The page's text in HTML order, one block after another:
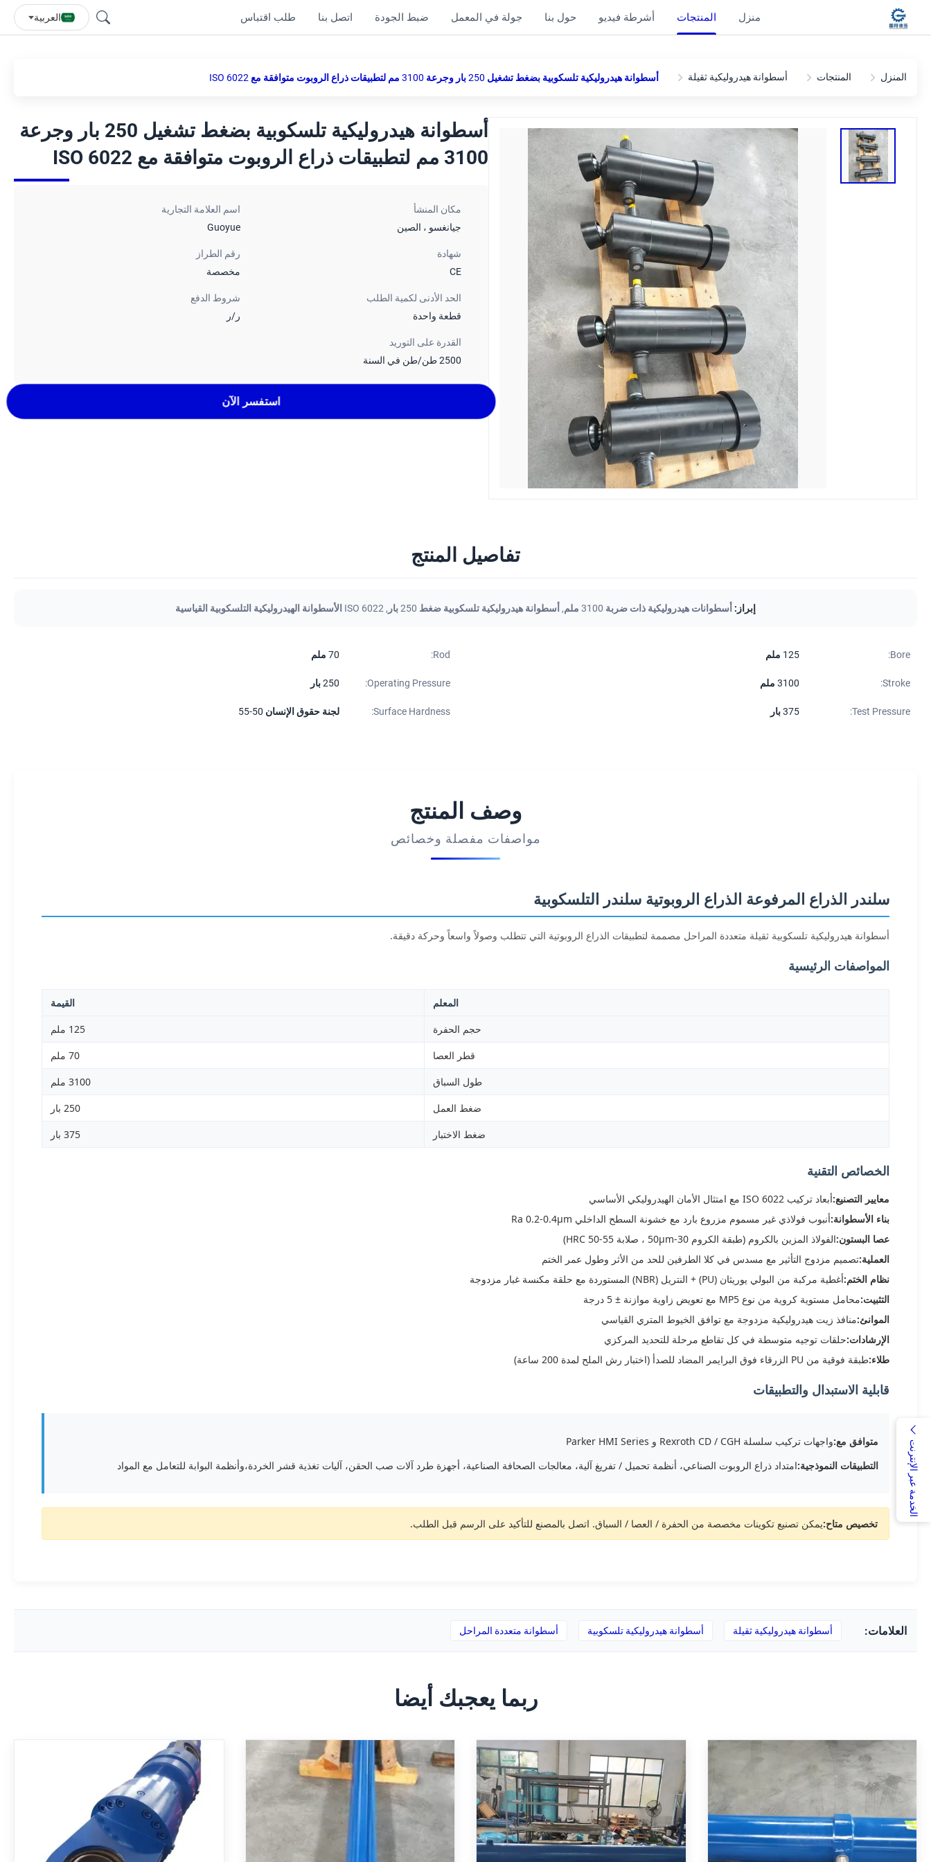
منزل المنتجات أشرطة فيديو حول بنا جولة في المعمل ضبط الجودة اتصل بنا طلب اقتباس العربية
الخدمة عبر الإنترنت
المنزل المنتجات أسطوانة هيدروليكية ثقيلة أسطوانة هيدروليكية تلسكوبية بضغط تشغيل 250 بار وجرعة 3100 مم لتطبيقات ذراع الروبوت متوافقة مع ISO 6022
أسطوانة هيدروليكية تلسكوبية بضغط تشغيل 250 بار وجرعة
3100 مم لتطبيقات ذراع الروبوت متوافقة مع ISO 6022
مكان المنشأ
جيانغسو ، الصين
اسم العلامة التجارية
Guoyue
شهادة
CE
رقم الطراز
مخصصة
الحد الأدنى لكمية الطلب
قطعة واحدة
شروط الدفع
ر/ر
القدرة على التوريد
2500 طن/طن في السنة
استفسر الآن
تفاصيل المنتج
إبراز: أسطوانات هيدروليكية ذات ضربة 3100 ملم , أسطوانة هيدروليكية تلسكوبية ضغط 250 بار , ISO 6022 الأسطوانة الهيدروليكية التلسكوبية القياسية
Bore: 125 ملم Rod: 70 ملم
Stroke: 3100 ملم Operating Pressure: 250 بار
Test Pressure: 375 بار Surface Hardness: لجنة حقوق الإنسان 50-55
وصف المنتج
مواصفات مفصلة وخصائص
سلندر الذراع المرفوعة الذراع الروبوتية سلندر التلسكوبية
أسطوانة هيدروليكية تلسكوبية ثقيلة متعددة المراحل مصممة لتطبيقات الذراع الروبوتية التي تتطلب وصولاً واسعاً وحركة دقيقة.
المواصفات الرئيسية
المعلم
القيمة
حجم الحفرة
125 ملم
قطر العصا
70 ملم
طول السباق
3100 ملم
ضغط العمل
250 بار
ضغط الاختبار
375 بار
الخصائص التقنية
معايير التصنيع:أبعاد تركيب ISO 6022 مع امتثال الأمان الهيدروليكي الأساسي
بناء الأسطوانة:أنبوب فولاذي غير مسموم مزروع بارد مع خشونة السطح الداخلي Ra 0.2-0.4μm
عصا البستون:الفولاذ المزين بالكروم (طبقة الكروم 30-50μm ، صلابة HRC 50-55)
العملية:تصميم مزدوج التأثير مع مسدس في كلا الطرفين للحد من الأثر وطول عمر الختم
نظام الختم:أغطية مركبة من البولي يوريثان (PU) + النتريل (NBR) المستوردة مع حلقة مكنسة غبار مزدوجة
التثبيت:محامل مستوية كروية من نوع MP5 مع تعويض زاوية موازنة ± 5 درجة
الموانئ:منافذ زيت هيدروليكية مزدوجة مع توافق الخيوط المتري القياسي
الإرشادات:حلقات توجيه متوسطة في كل تقاطع مرحلة للتحديد المركزي
طلاء:طبقة فوقية من PU الزرقاء فوق البرايمر المضاد للصدأ (اختبار رش الملح لمدة 200 ساعة)
قابلية الاستبدال والتطبيقات
متوافق مع:واجهات تركيب سلسلة Rexroth CD / CGH و Parker HMI Series
التطبيقات النموذجية:امتداد ذراع الروبوت الصناعي، أنظمة تحميل / تفريغ آلية، معالجات الصحافة الصناعية، أجهزة طرد آلات صب الحقن، آليات تغذية قشر الخردة،وأنظمة البوابة للتعامل مع المواد
تخصيص متاح:يمكن تصنيع تكوينات مخصصة من الحفرة / العصا / السباق. اتصل بالمصنع للتأكيد على الرسم قبل الطلب.
العلامات: أسطوانة هيدروليكية ثقيلة أسطوانة هيدروليكية تلسكوبية أسطوانة متعددة المراحل
ربما يعجبك أيضا
أسطوانة هيدروليكية تلسكوبية مع
ضغط اسمي 250 بار مطلي بالكروم
الصلب ومثبت مرتكز MT4
سلندر هيدروليكي من نوع الطاحونة
الثقيلة مع ثقب 160 مم إيزو 6022
المعيارية وردود الفعل الموقع
أسطوانة هيدروليكية بطاقة بطاقة
بطاقة بطاقة هيدروليكية بطاقة
هيدروليكية بطاقة هيدروليكية بطاقة
هيدروليكية بطاقة هيدروليكية بطاقة
أسطوانة هيدروليكية تلسكوبية
متعددة المراحل مع قضيب مزود
بالكروم الصلب وتركيب MT4
Trunnion